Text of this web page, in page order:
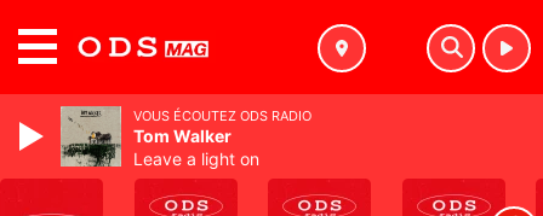
VOUS ÉCOUTEZ ODS RADIO
Tom Walker
Leave a light on